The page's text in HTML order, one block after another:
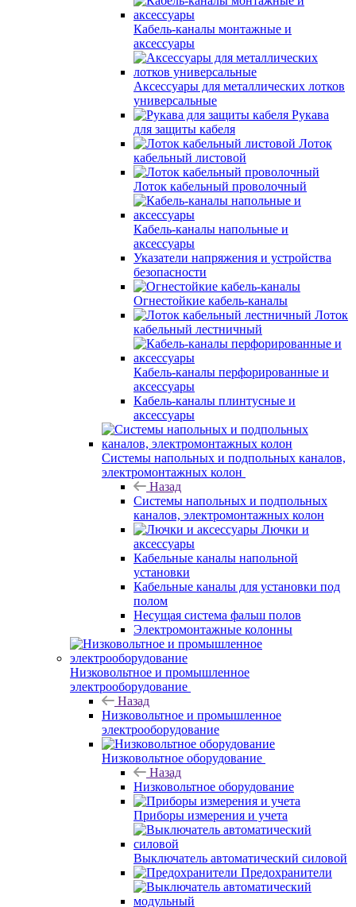
Кабель-каналы монтажные и
аксессуары
Аксессуары для металлических лотков
универсальные
Рукава
для защиты кабеля
Лоток
кабельный листовой
Лоток кабельный проволочный
Кабель-каналы напольные и
аксессуары
Указатели напряжения и устройства
безопасности
Огнестойкие кабель-каналы
Лоток
кабельный лестничный
Кабель-каналы перфорированные и
аксессуары
Кабель-каналы плинтусные и
аксессуары
Системы напольных и подпольных каналов,
электромонтажных колон
Назад
Системы напольных и подпольных
каналов, электромонтажных колон
Лючки и
аксессуары
Кабельные каналы напольной
установки
Кабельные каналы для установки под
полом
Несущая система фальш полов
Электромонтажные колонны
Низковольтное и промышленное
электрооборудование
Назад
Низковольтное и промышленное
электрооборудование
Низковольтное оборудование
Назад
Низковольтное оборудование
Приборы измерения и учета
Выключатель автоматический силовой
Предохранители